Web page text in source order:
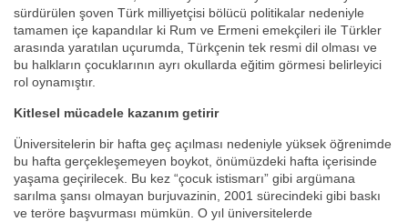
sürdürülen şoven Türk milliyetçisi bölücü politikalar nedeniyle
tamamen içe kapandılar ki Rum ve Ermeni emekçileri ile Türkler
arasında yaratılan uçurumda, Türkçenin tek resmi dil olması ve
bu halkların çocuklarının ayrı okullarda eğitim görmesi belirleyici
rol oynamıştır.
Kitlesel mücadele kazanım getirir
Üniversitelerin bir hafta geç açılması nedeniyle yüksek öğrenimde
bu hafta gerçekleşemeyen boykot, önümüzdeki hafta içerisinde
yaşama geçirilecek. Bu kez “çocuk istismarı” gibi argümana
sarılma şansı olmayan burjuvazinin, 2001 sürecindeki gibi baskı
ve teröre başvurması mümkün. O yıl üniversitelerde